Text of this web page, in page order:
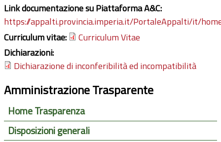
Link documentazione su Piattaforma A&C:
https://appalti.provincia.imperia.it/PortaleAppalti/it/
Curriculum vitae:
Curriculum Vitae
Dichiarazioni:
Dichiarazione di inconferibilità ed incompatibilità
Amministrazione Trasparente
Home Trasparenza
Disposizioni generali